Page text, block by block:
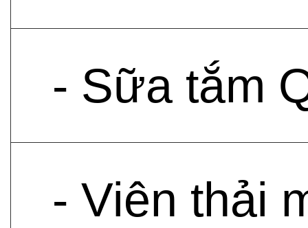
- Sữa tắm
- Viên thải